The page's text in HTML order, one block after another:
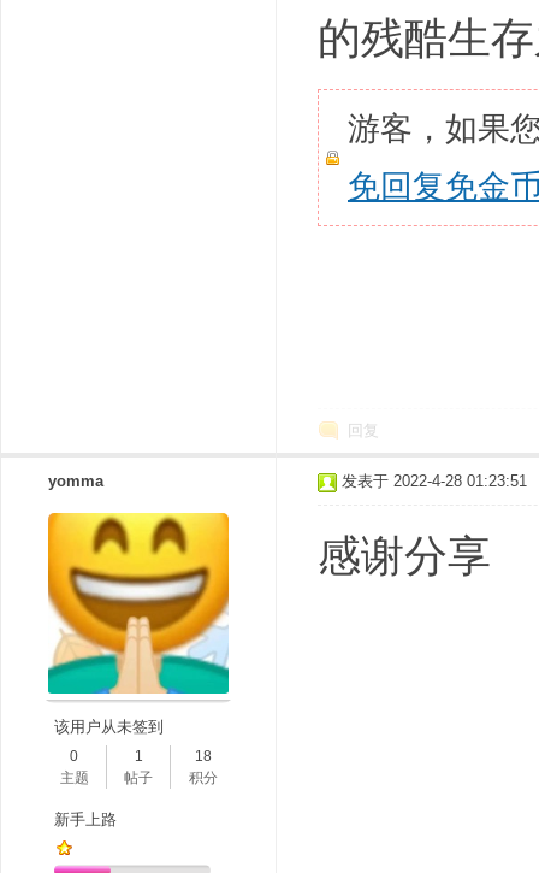
的残酷生
游客，如果
免回复免金
回复
yomma
该用户从未签到
0
主题
1
帖子
18
积分
新手上路
发表于 2022-4-28 01:23:51
感谢分享